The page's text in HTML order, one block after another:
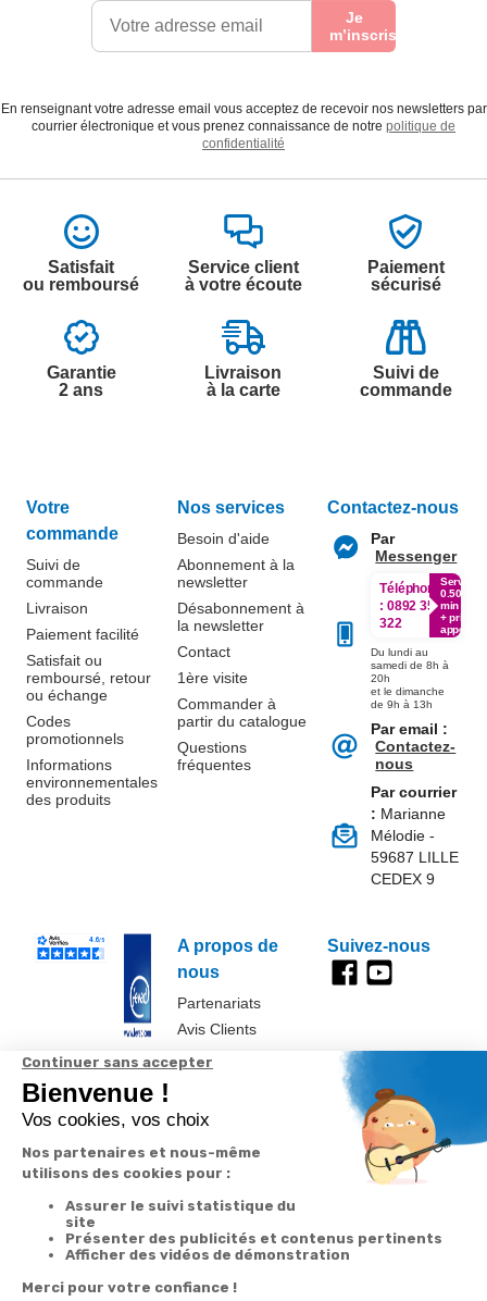
Je
m’inscris
En renseignant votre adresse email vous acceptez de recevoir nos newsletters par
courrier électronique et vous prenez connaissance de notre politique de
confidentialité
Satisfait
ou remboursé
Service client
à votre écoute
Paiement
sécurisé
Garantie
2 ans
Livraison
à la carte
Suivi de
commande
Votre
commande
Suivi de
commande
Livraison
Paiement facilité
Satisfait ou
remboursé, retour
ou échange
Codes
promotionnels
Informations
environnementales
des produits
Nos services
Besoin d'aide
Abonnement à la
newsletter
Désabonnement à
la newsletter
Contact
1ère visite
Commander à
partir du catalogue
Questions
fréquentes
A propos de
nous
Partenariats
Avis Clients
Contactez-nous
Par
Messenger
Téléphone
: 0892 350
322
Service
0.50€ /
min
+ prix
appel
Du lundi au
samedi de 8h à
20h
et le dimanche
de 9h à 13h
Par email :
Contactez-
nous
Par courrier
: Marianne
Mélodie -
59687 LILLE
CEDEX 9
Suivez-nous
Données
personnelles et
Paramétrer
les cookies
Conditions
générales de